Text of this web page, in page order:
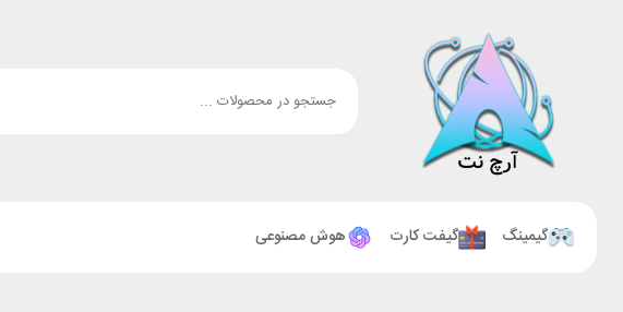
گیمینگ گیفت کارت هوش مصنوعی